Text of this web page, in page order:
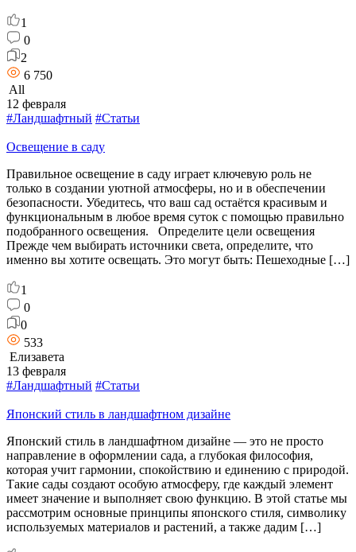
1
0
2
6 750
All
12 февраля
#Ландшафтный #Статьи
Освещение в саду
Правильное освещение в саду играет ключевую роль не
только в создании уютной атмосферы, но и в обеспечении
безопасности. Убедитесь, что ваш сад остаётся красивым и
функциональным в любое время суток с помощью правильно
подобранного освещения. Определите цели освещения
Прежде чем выбирать источники света, определите, что
именно вы хотите освещать. Это могут быть: Пешеходные […]
1
0
0
533
Елизавета
13 февраля
#Ландшафтный #Статьи
Японский стиль в ландшафтном дизайне
Японский стиль в ландшафтном дизайне — это не просто
направление в оформлении сада, а глубокая философия,
которая учит гармонии, спокойствию и единению с природой.
Такие сады создают особую атмосферу, где каждый элемент
имеет значение и выполняет свою функцию. В этой статье мы
рассмотрим основные принципы японского стиля, символику
используемых материалов и растений, а также дадим […]